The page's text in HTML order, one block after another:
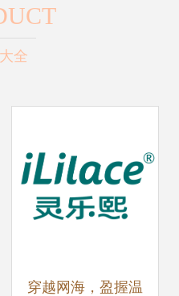
全
穿越网海，盈握温